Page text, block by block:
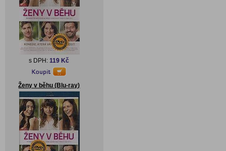
s DPH:119 Kč
Ženy v běhu (Blu-ray)